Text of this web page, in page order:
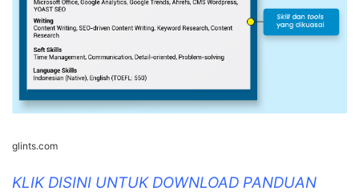
glints.com
KLIK DISINI UNTUK DOWNLOAD PANDUAN